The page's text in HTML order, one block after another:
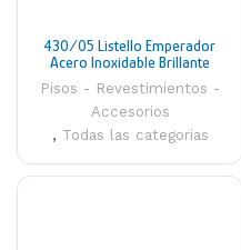
430/05 Listello Emperador
Acero Inoxidable Brillante
50mm Atrim
Pisos - Revestimientos -
Accesorios
, Todas las categorias